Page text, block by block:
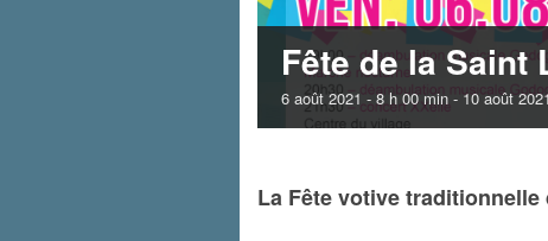
Fête de la Saint
6 août 2021 - 8 h 00 min- 10 août
La Fête votive traditionnelle